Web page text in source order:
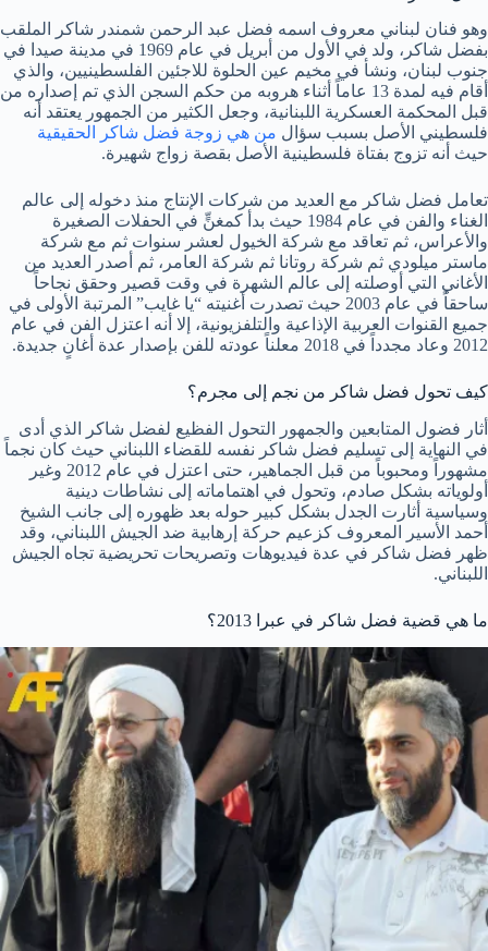
وهو فنان لبناني معروف اسمه فضل عبد الرحمن شمندر شاكر الملقب
بفضل شاكر، ولد في الأول من أبريل في عام 1969 في مدينة صيدا في
جنوب لبنان، ونشأ في مخيم عين الحلوة للاجئين الفلسطينيين، والذي
أقام فيه لمدة 13 عاماً أثناء هروبه من حكم السجن الذي تم إصداره من
قبل المحكمة العسكرية اللبنانية، وجعل الكثير من الجمهور يعتقد أنه
فلسطيني الأصل بسبب سؤال من هي زوجة فضل شاكر الحقيقية
حيث أنه تزوج بفتاة فلسطينية الأصل بقصة زواج شهيرة.
تعامل فضل شاكر مع العديد من شركات الإنتاج منذ دخوله إلى عالم
الغناء والفن في عام 1984 حيث بدأ كمغنٍّ في الحفلات الصغيرة
والأعراس، ثم تعاقد مع شركة الخيول لعشر سنوات ثم مع شركة
ماستر ميلودي ثم شركة روتانا ثم شركة العامر، ثم أصدر العديد من
الأغاني التي أوصلته إلى عالم الشهرة في وقت قصير وحقق نجاحاً
ساحقاً في عام 2003 حيث تصدرت أغنيته “يا غايب” المرتبة الأولى في
جميع القنوات العربية الإذاعية والتلفزيونية، إلا أنه اعتزل الفن في عام
2012 وعاد مجدداً في 2018 معلناً عودته للفن بإصدار عدة أغانٍ جديدة.
كيف تحول فضل شاكر من نجم إلى مجرم؟
أثار فضول المتابعين والجمهور التحول الفظيع لفضل شاكر الذي أدى
في النهاية إلى تسليم فضل شاكر نفسه للقضاء اللبناني حيث كان نجماً
مشهوراً ومحبوباً من قبل الجماهير، حتى اعتزل في عام 2012 وغير
أولوياته بشكل صادم، وتحول في اهتماماته إلى نشاطات دينية
وسياسية أثارت الجدل بشكل كبير حوله بعد ظهوره إلى جانب الشيخ
أحمد الأسير المعروف كزعيم حركة إرهابية ضد الجيش اللبناني، وقد
ظهر فضل شاكر في عدة فيديوهات وتصريحات تحريضية تجاه الجيش
اللبناني.
ما هي قضية فضل شاكر في عبرا 2013؟